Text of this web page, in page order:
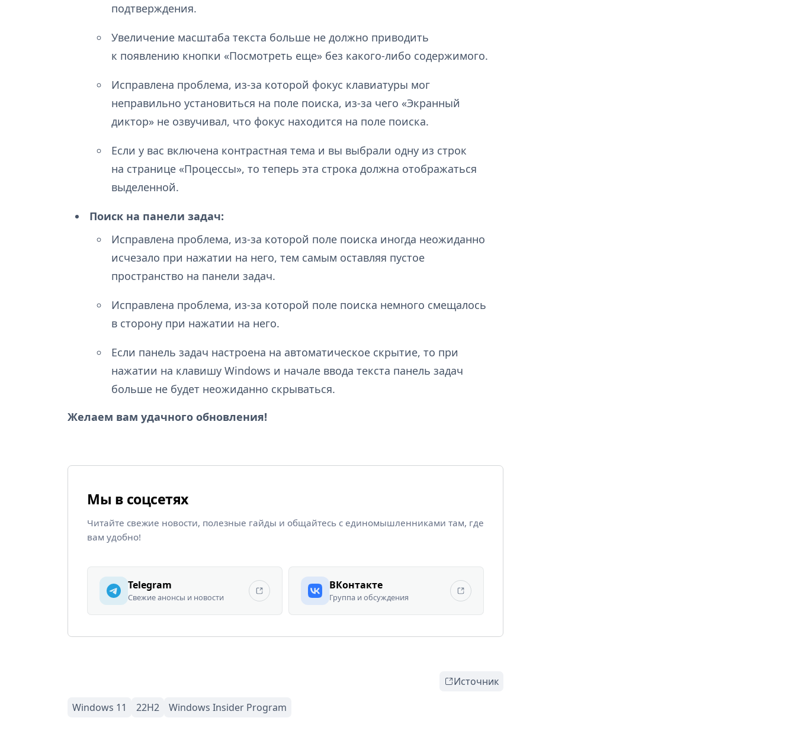
подтверждения.
Увеличение масштаба текста больше не должно приводить
к появлению кнопки «Посмотреть еще» без какого-либо содержимого.
Исправлена проблема, из-за которой фокус клавиатуры мог
неправильно установиться на поле поиска, из-за чего «Экранный
диктор» не озвучивал, что фокус находится на поле поиска.
Если у вас включена контрастная тема и вы выбрали одну из строк
на странице «Процессы», то теперь эта строка должна отображаться
выделенной.
Поиск на панели задач:
Исправлена проблема, из-за которой поле поиска иногда неожиданно
исчезало при нажатии на него, тем самым оставляя пустое
пространство на панели задач.
Исправлена проблема, из-за которой поле поиска немного смещалось
в сторону при нажатии на него.
Если панель задач настроена на автоматическое скрытие, то при
нажатии на клавишу Windows и начале ввода текста панель задач
больше не будет неожиданно скрываться.
Желаем вам удачного обновления!
Мы в соцсетях
Читайте свежие новости, полезные гайды и общайтесь с единомышленниками там, где
вам удобно!
Telegram
Свежие анонсы и новости
ВКонтакте
Группа и обсуждения
Источник